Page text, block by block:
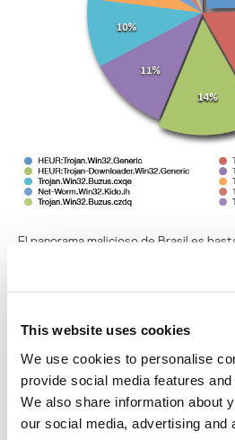
This website uses cookies
We use cookies to personalise
provide social media features
We also share information about
our social media, advertising and
El panorama malicioso de Brasil es
programas de malware de mayor
del 2010 son enfocados directamente
presente en el grafico fue desarrollado
criminales de Brasil. La excepcion es el
hablamos en el analisis general de toda
Por ejemplo, si hablamos del troyano
Dropper.Win32.VB.aksgque se